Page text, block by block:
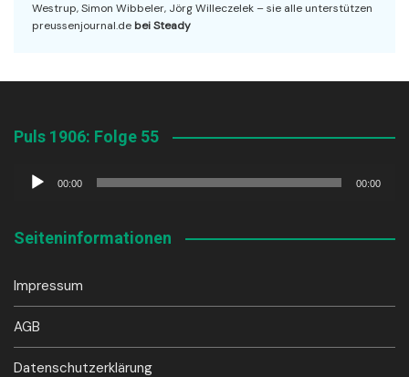
Westrup, Simon Wibbeler, Jörg Willeczelek – sie alle unterstützen
preussenjournal.de bei Steady
Puls 1906: Folge 55
Audio-
00:00 00:00
Seiteninformationen
Impressum
AGB
Datenschutzerklärung